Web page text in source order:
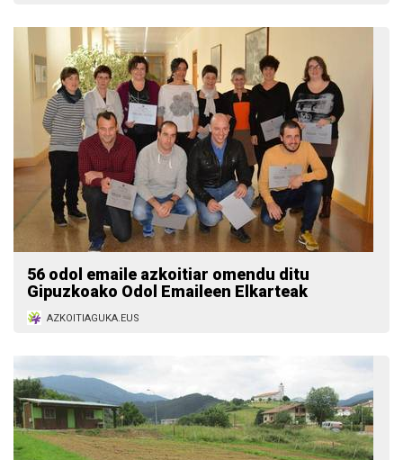
56 odol emaile azkoitiar omendu ditu
Gipuzkoako Odol Emaileen Elkarteak
AZKOITIAGUKA.EUS